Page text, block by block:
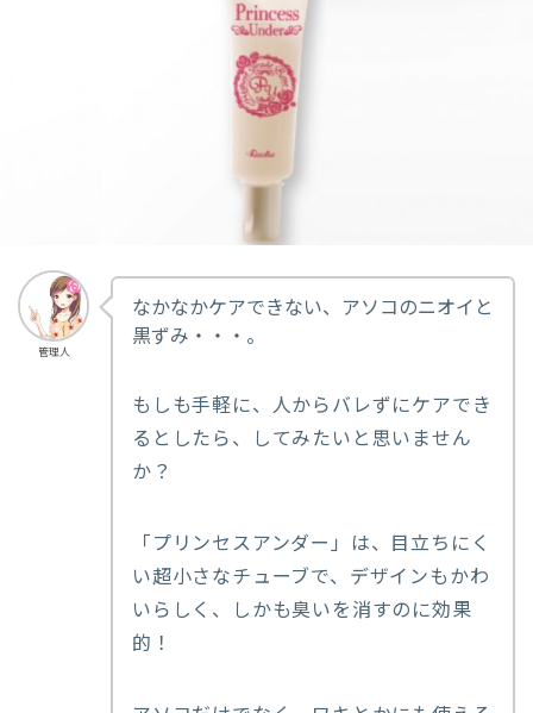
管理人
なかなかケアできない、アソコのニオイと
黒ずみ・・・。
もしも手軽に、人からバレずにケアでき
るとしたら、してみたいと思いません
か？
「プリンセスアンダー」は、目立ちにく
い超小さなチューブで、デザインもかわ
いらしく、しかも臭いを消すのに効果
的！